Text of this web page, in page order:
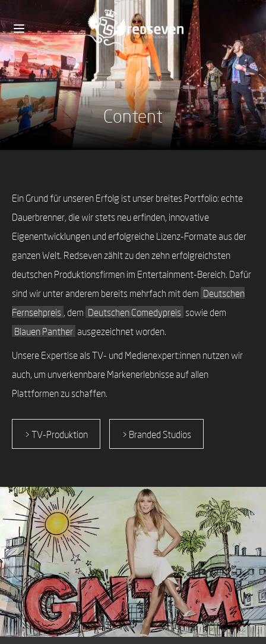
Content
Ein Grund für unseren Erfolg ist unser breites Portfolio: echte
Dauerbrenner, die wir stets neu erfinden, innovative
Eigenentwicklungen und erfolgreiche Lizenz-Formate aus der
ganzen Welt. Redseven zählt zu den zehn erfolgreichsten
deutschen Produktionsfirmen im Entertainment-Bereich. Dafür
sind wir unter anderem bereits mehrfach mit dem Deutschen
Fernsehpreis , dem Deutschen Comedypreis sowie dem
Blauen Panther ausgezeichnet worden.
Unsere Expertise als TV- und Medienexpert:innen nutzen wir
auch, um unverkennbare Markenerlebnisse auf allen
Plattformen zu schaffen.
> TV-Produktion > Branded Studios